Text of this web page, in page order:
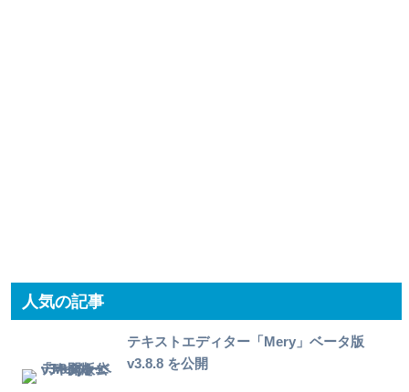
人気の記事
テキストエディター「Mery」ベータ版
v3.8.8 を公開